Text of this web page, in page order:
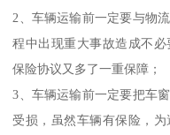
2、车辆运输前一定要与物
程中出现重大事故造成不
保险协议又多了一重保障；
3、车辆运输前一定要把车
受损，虽然车辆有保险，